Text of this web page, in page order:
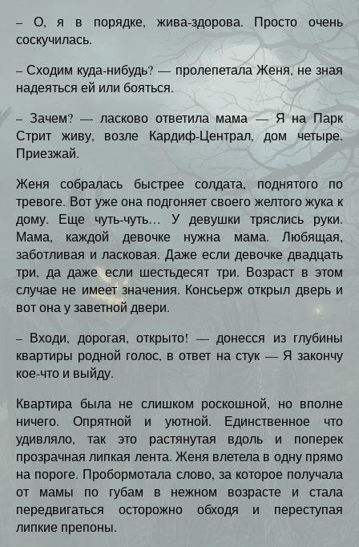
– О, я в порядке, жива-здорова. Просто очень
соскучилась.
– Сходим куда-нибудь? — пролепетала Женя, не зная
надеяться ей или бояться.
– Зачем? — ласково ответила мама — Я на Парк
Стрит живу, возле Кардиф-Централ, дом четыре.
Приезжай.
Женя собралась быстрее солдата, поднятого по
тревоге. Вот уже она подгоняет своего желтого жука к
дому. Еще чуть-чуть… У девушки тряслись руки.
Мама, каждой девочке нужна мама. Любящая,
заботливая и ласковая. Даже если девочке двадцать
три, да даже если шестьдесят три. Возраст в этом
случае не имеет значения. Консьерж открыл дверь и
вот она у заветной двери.
– Входи, дорогая, открыто! — донесся из глубины
квартиры родной голос, в ответ на стук — Я закончу
кое-что и выйду.
Квартира была не слишком роскошной, но вполне
ничего. Опрятной и уютной. Единственное что
удивляло, так это растянутая вдоль и поперек
прозрачная липкая лента. Женя влетела в одну прямо
на пороге. Пробормотала слово, за которое получала
от мамы по губам в нежном возрасте и стала
передвигаться осторожно обходя и переступая
липкие препоны.